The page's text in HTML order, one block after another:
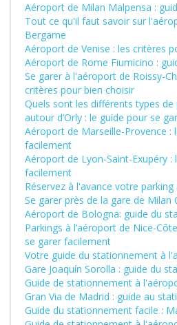
Aéroport de Milan Malpensa :
Tout ce qu'il faut savoir sur
Bergame
Aéroport de Venise : les critères
Aéroport de Rome Fiumicino :
Se garer à l'aéroport de Roissy-
critères pour bien choisir
Quels sont les différents types de
autour d’Orly : le guide pour se
Aéroport de Marseille-Provence :
facilement
Aéroport de Lyon-Saint-Exupéry :
facilement
Réservez à l'avance votre parking
Se garer près de la gare de Milan
Aéroport de Bologna: guide du
Parkings à l’aéroport de Nice-
se garer facilement
Votre guide du stationnement à
Gare Joaquín Sorolla : guide du
Guide de stationnement à
Gran Via de Madrid : guide au
Guide du stationnement facile :